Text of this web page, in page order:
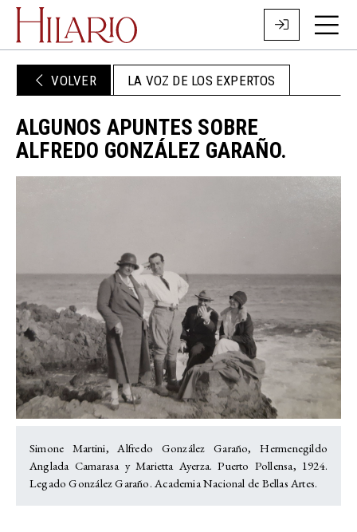
VOLVER LA VOZ DE LOS EXPERTOS
ALGUNOS APUNTES SOBRE
ALFREDO GONZÁLEZ GARAÑO.
Simone Martini, Alfredo González Garaño, Hermenegildo
Anglada Camarasa y Marietta Ayerza. Puerto Pollensa, 1924.
Legado González Garaño. Academia Nacional de Bellas Artes.